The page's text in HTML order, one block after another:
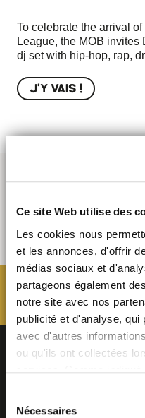
Ce site Web utilise des
Les cookies nous
et les annonces, d'offrir
médias sociaux et
partageons également
notre site avec nos
publicité et d'analyse,
avec d'autres
ou qu'ils ont collectées
cliquant sur « tout
Nécessaires
To celebrate the arrival
League, the MOB invites
dj set with hip-hop, rap,
J'Y VAIS !